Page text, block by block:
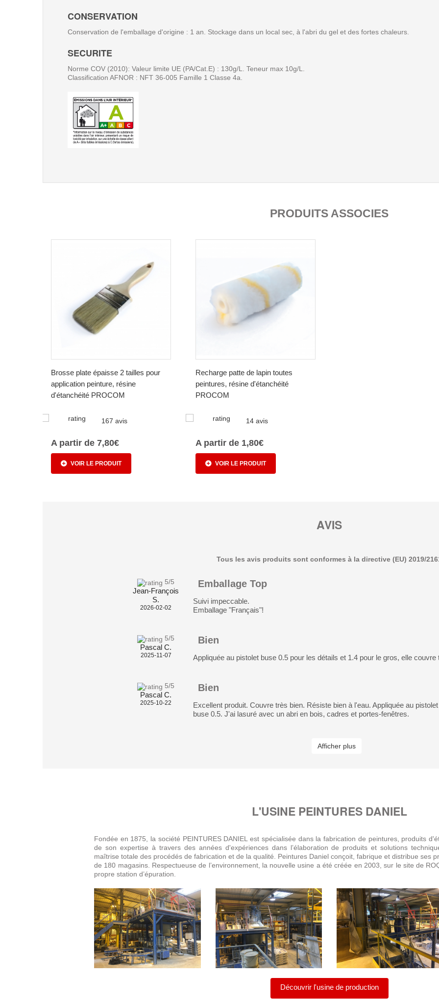
CONSERVATION
Conservation de l'emballage d'origine : 1 an. Stockage dans un local sec, à l'abri du gel et des fortes chaleurs.
SECURITE
Norme COV (2010): Valeur limite UE (PA/Cat.E) : 130g/L. Teneur max 10g/L.
Classification AFNOR : NFT 36-005 Famille 1 Classe 4a.
PRODUITS ASSOCIES
Brosse plate épaisse 2 tailles pour
application peinture, résine
d'étanchéité PROCOM
167 avis
A partir de 7,80€
VOIR LE PRODUIT
Recharge patte de lapin toutes
peintures, résine d'étanchéité
PROCOM
14 avis
A partir de 1,80€
VOIR LE PRODUIT
AVIS
Tous les avis produits sont conformes à la directive (EU) 2019/
5/5
Jean-François
S.
2026-02-02
Emballage Top
Suivi impeccable.
Emballage "Français"!
5/5
Pascal C.
2025-11-07
Bien
Appliquée au pistolet buse 0.5 pour les détails et 1.4 pour le gros, elle
5/5
Pascal C.
2025-10-22
Bien
Excellent produit. Couvre très bien. Résiste bien à l'eau. Appliquée au
buse 0.5. J'ai lasuré avec un abri en bois, cadres et portes-fenêtres.
Afficher plus
L'USINE PEINTURES DANIEL
Fondée en 1875, la société PEINTURES DANIEL est spécialisée dans la fabrication de peintures, produits
de son expertise à travers des années d'expériences dans l’élaboration de produits et solutions
maîtrise totale des procédés de fabrication et de la qualité. Peintures Daniel conçoit, fabrique et distribue ses
de 180 magasins. Respectueuse de l’environnement, la nouvelle usine a été créée en 2003, sur le site de
propre station d’épuration.
Découvrir l'usine de production